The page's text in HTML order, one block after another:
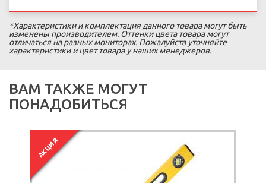
*Характеристики и комплектация данного товара могут быть
изменены производителем. Оттенки цвета товара могут
отличаться на разных мониторах. Пожалуйста уточняйте
характеристики и цвет товара у наших менеджеров.
ВАМ ТАКЖЕ МОГУТ
ПОНАДОБИТЬСЯ
АКЦИЯ